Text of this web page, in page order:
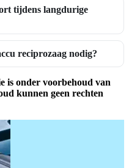
tijdens langdurige
reciprozaag nodig?
is onder voorbehoud van
kunnen geen rechten